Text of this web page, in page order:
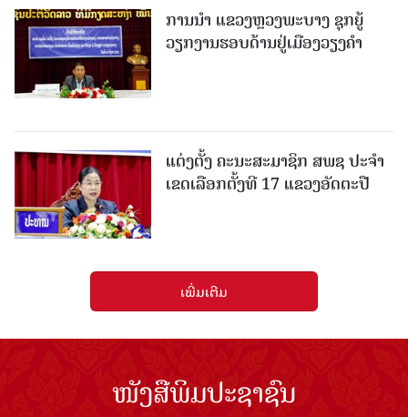
ການນຳ ແຂວງຫຼວງພະບາງ ຊຸກຍູ້
ວຽກງານຮອບດ້ານຢູ່ເມືອງວຽງຄໍາ
ແຕ່ງຕັ້ງ ຄະນະສະມາຊິກ ສພຊ ປະຈຳ
ເຂດເລືອກຕັ້ງທີ 17 ແຂວງອັດຕະປື
ເພີ່ມເຕີມ
ໜັງສືພິມປະຊາຊົນ